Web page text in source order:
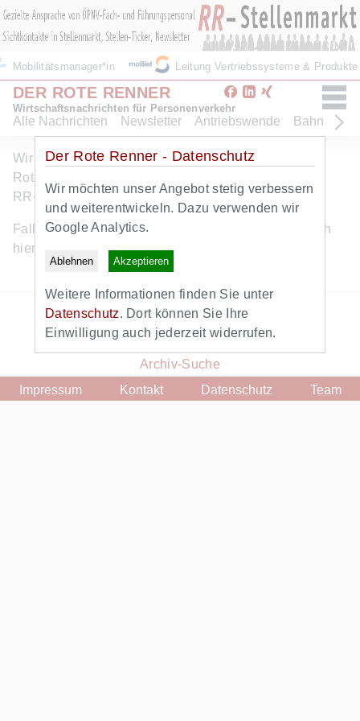
Mobilitätsmanager*in Leitung Vertriebssysteme & Produkte
DER ROTE RENNER
Wirtschaftsnachrichten für Personenverkehr
Alle Nachrichten Newsletter Antriebswende Bahn
Der Rote Renner - Datenschutz
Wir möchten unser Angebot stetig verbessern
und weiterentwickeln. Dazu verwenden wir
Google Analytics.
Ablehnen Akzeptieren
Weitere Informationen finden Sie unter
Datenschutz. Dort können Sie Ihre
Einwilligung auch jederzeit widerrufen.
Wir freuen uns ueber Ihr Interesse am Angebot des
Roten Renners. Dieser Artikel ist eine Leistung von
RR+. Hier geht es zumkostenlosen RR+ Probeabo
Falls Sie bereits RR+ Abonnent sind, können Sie sich
hier
Zurück zur Startseite
Zum Newsletter
Archiv-Suche
Impressum
Kontakt Datenschutz Team